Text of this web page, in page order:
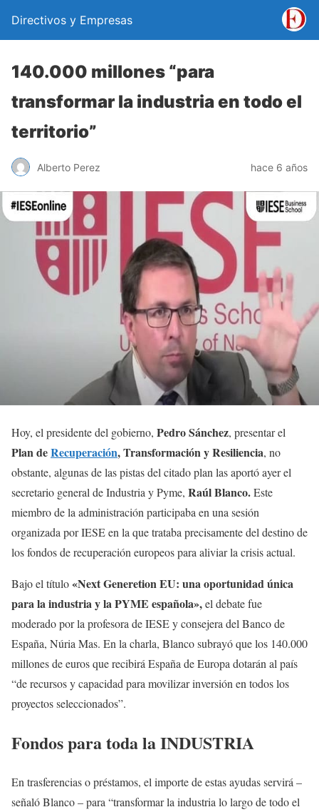
Directivos y Empresas
140.000 millones “para
transformar la industria en todo el
territorio”
Alberto Perez hace 6 años
Hoy, el presidente del gobierno, Pedro Sánchez, presentar el
Plan deRecuperación, Transformación y Resiliencia, no
obstante, algunas de las pistas del citado plan las aportó ayer el
secretario general de Industria y Pyme, Raúl Blanco.Este
miembro de la administración participaba en una sesión
organizada por IESE en la que trataba precisamente del destino de
los fondos de recuperación europeos para aliviar la crisis actual.
Bajo el título«Next Generetion EU: una oportunidad única
para la industria y la PYME española»,el debate fue
moderado por la profesora de IESE y consejera del Banco de
España, Núria Mas. En la charla, Blanco subrayó que los 140.000
millones de euros que recibirá España de Europa dotarán al país
“de recursos y capacidad para movilizar inversión en todos los
proyectos seleccionados”.
Fondos para toda la INDUSTRIA
En trasferencias o préstamos, el importe de estas ayudas servirá –
señaló Blanco – para “transformar la industria lo largo de todo el